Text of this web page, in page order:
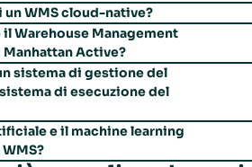
WMS cloud-native?
del magazzino (WMS) cloud-native è
cloud, anziché su server
costi e miglioramento dell'efficienza,
riduzione delle dimensioni per soddisfare
Warehouse Management
Active?
delle soluzioni cloud, WMS è stato
consentendo agli utenti di aggiungere
e personalizzazioni, senza
aggiornamenti.
sistema di gestione del
di esecuzione del
software per la gestione delle
di essi si prefigge un obiettivo
e il machine learning